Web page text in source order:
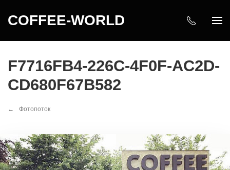
COFFEE-WORLD
F7716FB4-226C-4F0F-AC2D-
CD680F67B582
Фотопоток